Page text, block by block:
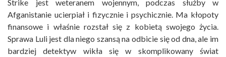
Strike jest weteranem wojennym, podczas służby w
Afganistanie ucierpiał i fizycznie i psychicznie. Ma kłopoty
finansowe i właśnie rozstał się z kobietą swojego życia.
Sprawa Luli jest dla niego szansą na odbicie się od dna, ale im
bardziej detektyw wikła się w skomplikowany świat